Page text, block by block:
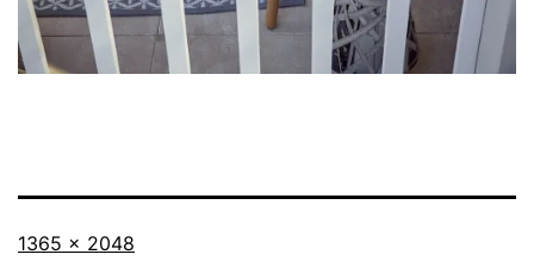
Originalgröße
1365 × 2048